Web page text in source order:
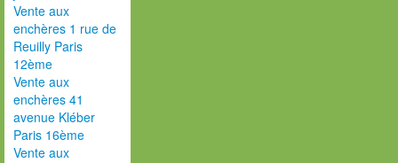
Vente aux
enchères 1 rue de
Reuilly Paris
12ème
Vente aux
enchères 41
avenue Kléber
Paris 16ème
Vente aux